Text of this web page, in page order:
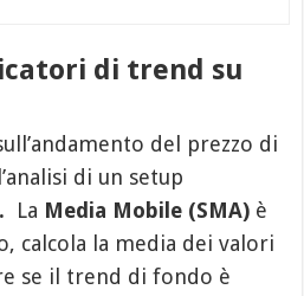
di trend su
del prezzo di
di un setup
La Media Mobile (SMA) è
calcola la media dei valori
se il trend di fondo è